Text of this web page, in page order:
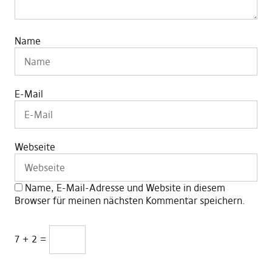
Name
E-Mail
Webseite
Name, E-Mail-Adresse und Website in diesem
Browser für meinen nächsten Kommentar speichern.
7 + 2 =